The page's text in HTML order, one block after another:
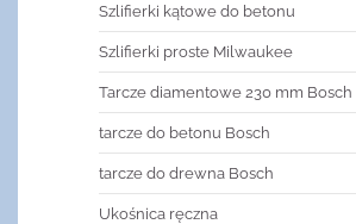
Szlifierki kątowe do betonu
Szlifierki proste Milwaukee
Tarcze diamentowe 230 mm Bosch
tarcze do betonu Bosch
tarcze do drewna Bosch
Ukośnica ręczna